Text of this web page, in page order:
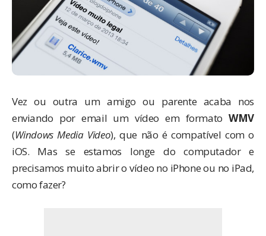
Vez ou outra um amigo ou parente acaba nos
enviando por email um vídeo em formatoWMV
(Windows Media Video), que não é compatível com o
iOS. Mas se estamos longe do computador e
precisamos muito abrir o vídeo no iPhone ou no iPad,
como fazer?